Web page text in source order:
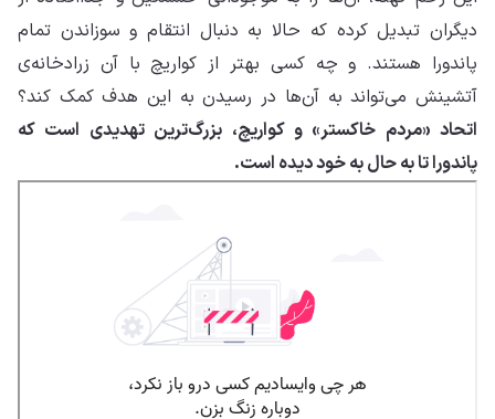
دیگران تبدیل کرده که حالا به دنبال انتقام و سوزاندن تمام
پاندورا هستند. و چه کسی بهتر از کواریچ با آن زرادخانه‌ی
آتشینش می‌تواند به آن‌ها در رسیدن به این هدف کمک کند؟
اتحاد «مردم خاکستر» و کواریچ، بزرگ‌ترین تهدیدی است که
پاندورا تا به حال به خود دیده است.